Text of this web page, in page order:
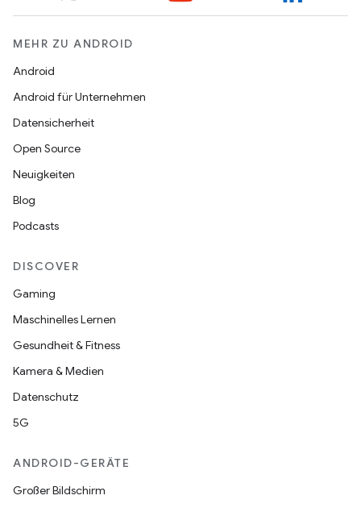
MEHR ZU ANDROID
Android
Android für Unternehmen
Datensicherheit
Open Source
Neuigkeiten
Blog
Podcasts
DISCOVER
Gaming
Maschinelles Lernen
Gesundheit & Fitness
Kamera & Medien
Datenschutz
5G
ANDROID-GERÄTE
Großer Bildschirm